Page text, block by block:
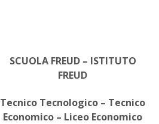
SCUOLA FREUD – ISTITUTO
FREUD
Tecnico Tecnologico – Tecnico
Economico – Liceo Economico